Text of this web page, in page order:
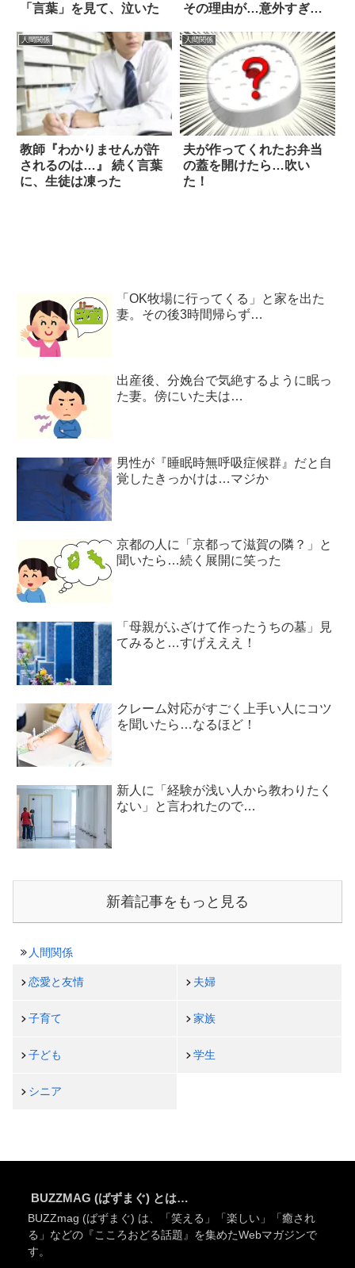
「言葉」を見て、泣いた
その理由が…意外すぎ
人間関係
教師『わかりませんが許
されるのは…』 続く言葉
に、生徒は凍った
人間関係
夫が作ってくれたお弁当
の蓋を開けたら…吹い
た！
「OK牧場に行ってくる」と家を出た
妻。その後3時間帰らず…
出産後、分娩台で気絶するように眠っ
た妻。傍にいた夫は…
男性が『睡眠時無呼吸症候群』だと自
覚したきっかけは…マジか
京都の人に「京都って滋賀の隣？」と
聞いたら…続く展開に笑った
「母親がふざけて作ったうちの墓」見
てみると…すげえええ！
クレーム対応がすごく上手い人にコツ
を聞いたら…なるほど！
新人に「経験が浅い人から教わりたく
ない」と言われたので…
新着記事をもっと見る
人間関係
恋愛と友情 夫婦
子育て 家族
子ども 学生
シニア
BUZZMAG (ばずまぐ) とは…
BUZZmag (ばずまぐ) は、「笑える」「楽しい」「癒され
る」などの『こころおどる話題』を集めたWebマガジンで
す。